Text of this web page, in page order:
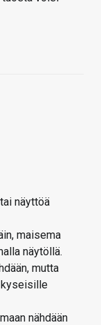
näyttöä
maisema
näytöllä.
mutta
kyseisille
nähdään